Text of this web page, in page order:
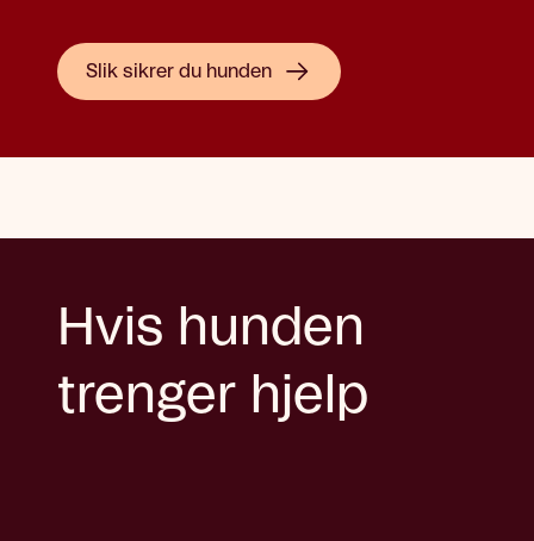
Slik sikrer du hunden
Hvis hunden
trenger hjelp